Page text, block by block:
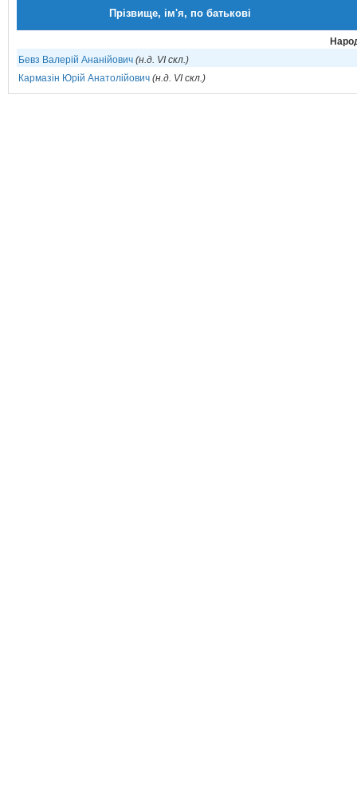
Прізвище, ім'я, по батькові
Бевз Валерій Ананійович (н.д. VI скл.)
Кармазін Юрій Анатолійович (н.д. VI скл.)